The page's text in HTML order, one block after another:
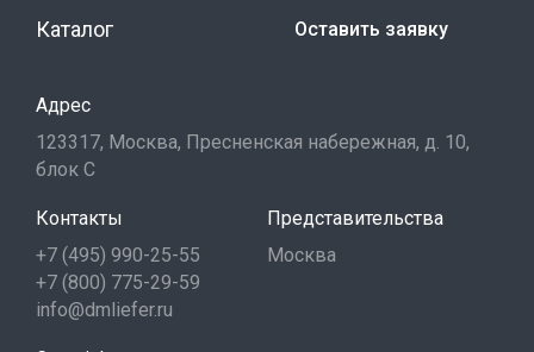
Каталог Оставить заявку
Адрес
123317, Москва, Пресненская набережная, д. 10,
блок С
Контакты
+7 (495) 990-25-55
+7 (800) 775-29-59
info@dmliefer.ru
Представительства
Москва